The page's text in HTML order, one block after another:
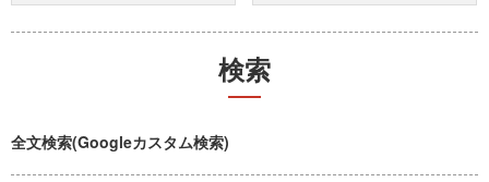
検索
全文検索(Googleカスタム検索)